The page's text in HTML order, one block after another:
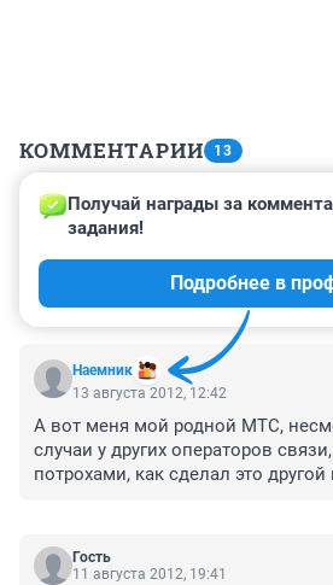
КОММЕНТАРИИ 13
Гость
13 августа 2012, 14:16
Так что с сотовыми тоже
знать,куда зашел,,по маленькому,,.
Наемник
Получай награды за
задания!
Подробнее в
13 августа 2012, 12:42
А вот меня мой родной МТС,
случаи у других операторов
потрохами, как сделал это другой
правоохранительным органам
грубое нарушение ФЗ 152 =(( Это
подобный случай, а похоже есть
Гость
11 августа 2012, 19:41